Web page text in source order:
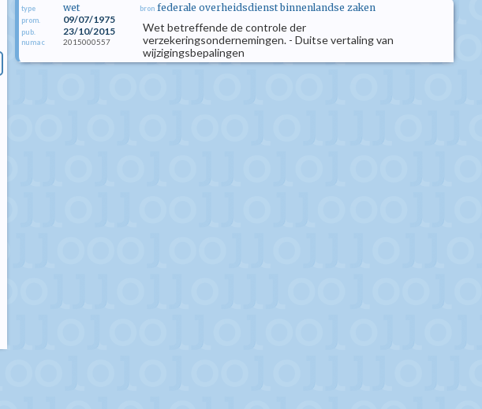
type wet
prom. 09/07/1975
pub. 23/10/2015
numac 2015000557
bron federale overheidsdienst binnenlandse zaken
Wet betreffende de controle der
verzekeringsondernemingen. - Duitse vertaling van
wijzigingsbepalingen